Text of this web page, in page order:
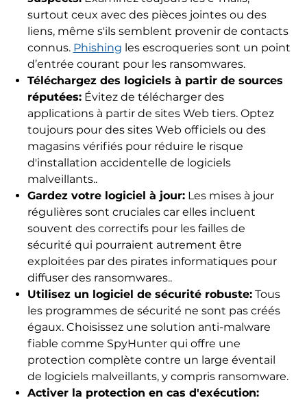
surtout ceux avec des pièces jointes ou des
liens, même s'ils semblent provenir de contacts
connus. Phishing les escroqueries sont un point
d’entrée courant pour les ransomwares.
Téléchargez des logiciels à partir de sources
réputées:Évitez de télécharger des
applications à partir de sites Web tiers. Optez
toujours pour des sites Web officiels ou des
magasins vérifiés pour réduire le risque
d'installation accidentelle de logiciels
malveillants..
Gardez votre logiciel à jour:Les mises à jour
régulières sont cruciales car elles incluent
souvent des correctifs pour les failles de
sécurité qui pourraient autrement être
exploitées par des pirates informatiques pour
diffuser des ransomwares..
Utilisez un logiciel de sécurité robuste:Tous
les programmes de sécurité ne sont pas créés
égaux. Choisissez une solution anti-malware
fiable comme SpyHunter qui offre une
protection complète contre un large éventail
de logiciels malveillants, y compris ransomware.
Activer la protection en cas d'exécution: